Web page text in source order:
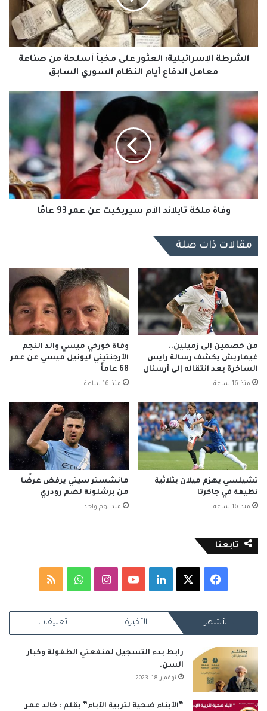
صناعة
معامل
الدفاع
السوري
السابق
الشرطة الإسرائيلية: العثور على مخبأ أسلحة من صناعة
معامل الدفاع أيام النظام السوري السابق
وفاة
ملكة
تايلاند
الأم
سيريكيت
عن
عمر
93
عامًا
وفاة ملكة تايلاند الأم سيريكيت عن عمر 93 عامًا
مقالات ذات صلة
من خصمين إلى زميلين..
غيماريش يكشف رسالة رايس
الساخرة بعد انتقاله إلى أرسنال
منذ 16 ساعة
وفاة خورخي ميسي والد النجم
الأرجنتيني ليونيل ميسي عن عمر
68 عاماً
منذ 16 ساعة
تشيلسي يهزم ميلان بثلاثية
نظيفة في جاكرتا
منذ 16 ساعة
مانشستر سيتي يرفض عرضًا
من برشلونة لضم رودري
منذ يوم واحد
تابعنا
فيسبوك لينكدإن‫YouTubeانستقرامواتسابملخص
RSS الأشهر الأخيرة تعليقات
رابط بدء التسجيل لمنفعتي الطفولة وكبار
السن.
نوفمبر 18, 2023
“الأبناء ضحية لتربية الآباء” بقلم : خالد عمر